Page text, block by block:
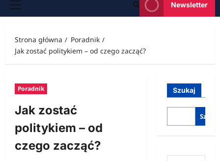
Menu
Newsletter
Strona główna
Poradnik
Jak zostać politykiem – od czego zacząć?
Poradnik
Jak zostać
politykiem – od
czego zacząć?
Szukaj
Szukaj